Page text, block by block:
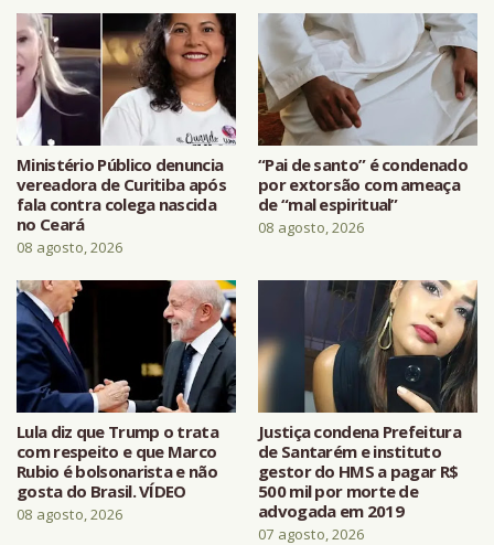
Ministério Público denuncia
vereadora de Curitiba após
fala contra colega nascida
no Ceará
08 agosto, 2026
“Pai de santo” é condenado
por extorsão com ameaça
de “mal espiritual”
08 agosto, 2026
Lula diz que Trump o trata
com respeito e que Marco
Rubio é bolsonarista e não
gosta do Brasil. VÍDEO
08 agosto, 2026
Justiça condena Prefeitura
de Santarém e instituto
gestor do HMS a pagar R$
500 mil por morte de
advogada em 2019
07 agosto, 2026